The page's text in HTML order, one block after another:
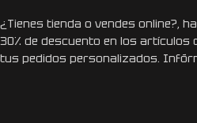
¿Tienes tienda o vendes online?,
30% de descuento en los artículos
tus pedidos personalizados.